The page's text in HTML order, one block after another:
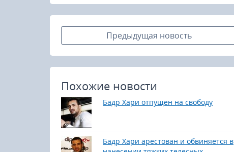
Предыдущая новость
Похожие новости
Бадр Хари отпущен на свободу
Бадр Хари арестован и обвиняется в